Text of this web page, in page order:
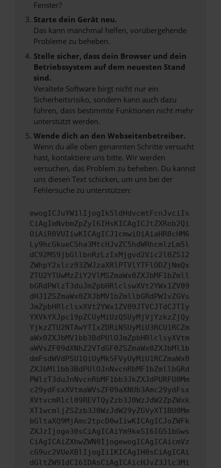
Fenster?
Starte dein Gerät neu.
Das kann manchmal helfen, vorübergehende
Probleme zu beheben.
Stelle sicher, dass dein Browser und dein
Betriebssystem auf dem neuesten Stand
sind.
Veraltete Software birgt nicht nur ein
Sicherheitsrisiko, sondern kann auch dazu
führen, dass bestimmte Funktionen nicht mehr
unterstützt werden.
Wende dich an den Webseitenbetreiber.
Wenn du alle oben genannten Schritte versucht
hast, kontaktiere uns bitte. Wir werden
versuchen, das Problem zu beheben. Du kannst
uns diesen Text schicken, um uns bei der
Fehlersuche zu unterstützen:
ewogICJuYW1lIjogIk5ldHdvcmtFcnJvciIs
CiAgImNvbmZpZyI6IHsKICAgICJtZXRob2Qi
OiAiR0VUIiwKICAgICJ1cmwiOiAiaHR0cHM6
Ly9hcGkueC5ha3MtcHJvZC5hdWRhcmlzLm5l
dC92MS9jbGllbnRzLzIxMjgvd2Vic2l0ZS12
ZWhpY2xlcz93ZWJzaXRlPTVlYTFlODZjNmQx
ZTU2YTUwMzZiY2VlMSZmaWx0ZXJbMF1bZmll
bGRdPWlzT3duJmZpbHRlclswXVt2YWx1ZV09
dHJ1ZSZmaWx0ZXJbMV1bZmllbGRdPW1vZGVs
JmZpbHRlclsxXVt2YWx1ZV09JTVCJTdCJTIy
YXVkYXJpc19pZCUyMiUzQSUyMjVjYzkzZjQy
YjkzZTU2NTAwYTIxZDRiNSUyMiU3RCU1RCZm
aWx0ZXJbMV1bb3BdPUlOJmZpbHRlclsyXVtm
aWVsZF09dXNhZ2VTdGF0ZSZmaWx0ZXJbMl1b
dmFsdWVdPSU1QiUyMk5FVyUyMiU1RCZmaWx0
ZXJbMl1bb3BdPUlOJnNvcnRbMF1bZmllbGRd
PWlzT3duJnNvcnRbMF1bb3JkZXJdPURFU0Mm
c29ydFsxXVtmaWVsZF09aXNUb3Amc29ydFsx
XVtvcmRlcl09REVTQyZzb3J0WzJdW2ZpZWxk
XT1wcmljZSZzb3J0WzJdW29yZGVyXT1BU0Mm
bGltaXQ9MjAmc2tpcD0wIiwKICAgICJoZWFk
ZXJzIjoge30sCiAgICAiYm9keSI6IG51bGws
CiAgICAiZXhwZWN0IjogewogICAgICAicmVz
cG9uc2VUeXBlIjogIiIKICAgIH0sCiAgICAi
dGltZW91dCI6IDAsCiAgICAicHJvZ3Jlc3Mi